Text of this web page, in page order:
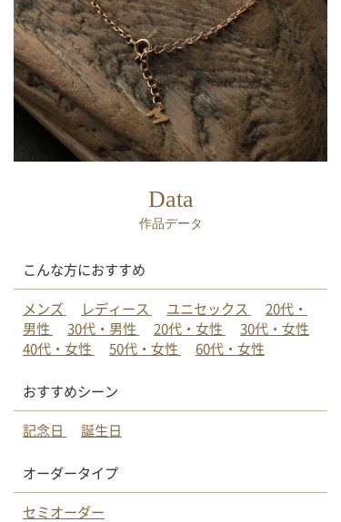
Data
作品データ
こんな方におすすめ
メンズ
レディース ユニセックス
20代・
男性
30代・男性 20代・女性
30代・女性
40代・女性
50代・女性 60代・女性
おすすめシーン
記念日
誕生日
オーダータイプ
セミオーダー